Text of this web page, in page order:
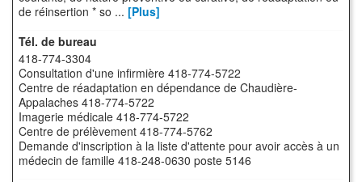
de réinsertion * so ... [Plus]
418-774‑3304
Consultation d'une infirmière 418-774-5722
Centre de réadaptation en dépendance de Chaudière-
Appalaches 418-774-5722
Imagerie médicale 418-774-5722
Centre de prélèvement 418-774-5762
Demande d'inscription à la liste d'attente pour avoir accès à un
médecin de famille 418-248‑0630 poste 5146